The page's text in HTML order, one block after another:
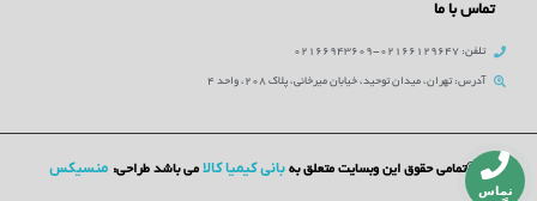
تماس با ما
تلفن: 02166129647-02166943609
آدرس: تهران، میدان توحید، خیابان میرخانی، پلاک 208، واحد 4
©تمامی حقوق این وبسایت متعلق به بانی کیمیا کالا می باشد طراحی: منسیکس
تماس